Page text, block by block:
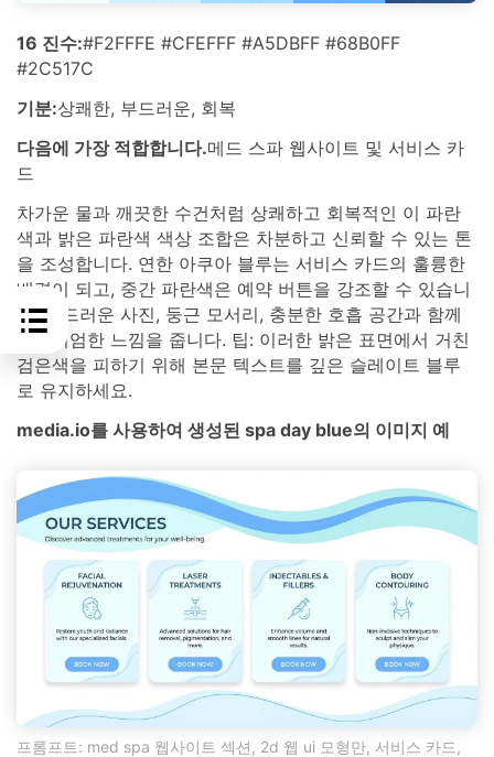
16 진수:#F2FFFE #CFEFFF #A5DBFF #68B0FF
#2C517C
기분:상쾌한, 부드러운, 회복
다음에 가장 적합합니다.메드 스파 웹사이트 및 서비스 카
드
차가운 물과 깨끗한 수건처럼 상쾌하고 회복적인 이 파란
색과 밝은 파란색 색상 조합은 차분하고 신뢰할 수 있는 톤
을 조성합니다. 연한 아쿠아 블루는 서비스 카드의 훌륭한
배경이 되고, 중간 파란색은 예약 버튼을 강조할 수 있습니
다. 부드러운 사진, 둥근 모서리, 충분한 호흡 공간과 함께
프리미엄한 느낌을 줍니다. 팁: 이러한 밝은 표면에서 거친
검은색을 피하기 위해 본문 텍스트를 깊은 슬레이트 블루
로 유지하세요.
media.io를 사용하여 생성된 spa day blue의 이미지 예
프롬프트: med spa 웹사이트 섹션, 2d 웹 ui 모형만, 서비스 카드,